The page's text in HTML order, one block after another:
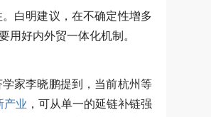
白明建议，在不确定性增多
用好内外贸一体化机制。
家李晓鹏提到，当前杭州等
产业 ，可从单一的延链补链强